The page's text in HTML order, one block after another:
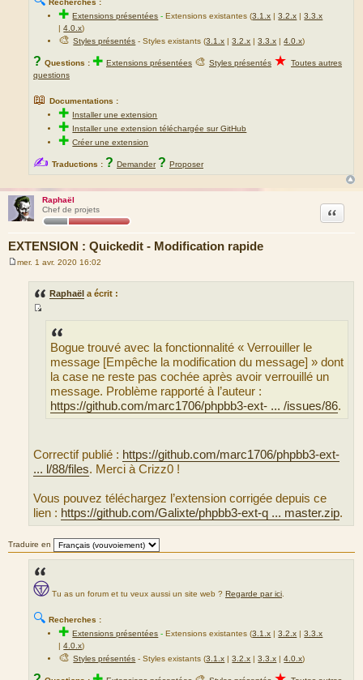
✚Extensions présentées -Extensions existantes (3.1.x |3.2.x |3.3.x
|4.0.x)
🎨Styles présentés - Styles existants (3.1.x |3.2.x |3.3.x |4.0.x)
? Questions : ✚ Extensions présentées 🎨 Styles présentés ★ Toutes autres
questions
📖 Documentations :
✚ Installer une extension
✚ Installer une extension téléchargée sur GitHub
✚Créer une extension
✍ Traductions : ? Demander ? Proposer
Raphaël
Chef de projets
EXTENSION : Quickedit - Modification rapide
Citation
mer. 1 avr. 2020 16:02
Raphaël a écrit :
e
s
a
g
Bogue trouvé avec la fonctionnalité « Verrouiller le
message [Empêche la modification du message] » dont
la case ne reste pas cochée après avoir verrouillé un
message. Problème rapporté à l’auteur :
https://github.com/marc1706/phpbb3-ext- ... /issues/86.
Correctif publié : https://github.com/marc1706/phpbb3-ext-
... l/88/files. Merci à Crizz0 !
Vous pouvez téléchargez l’extension corrigée depuis ce
lien : https://github.com/Galixte/phpbb3-ext-q ... master.zip.
Traduire en
Tu as un forum et tu veux aussi un site web ? Regarde par ici
🔍 Recherches :
✚Extensions présentées -Extensions existantes (3.1.x |3.2.x |3.3.x
|4.0.x)
🎨Styles présentés - Styles existants (3.1.x |3.2.x |3.3.x |4.0.x)